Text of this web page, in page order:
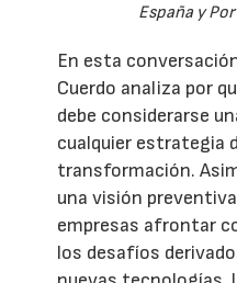
España y
En esta
Cuerdo analiza por
debe considerarse
cualquier estrategia
transformación.
una visión
empresas afrontar
los desafíos